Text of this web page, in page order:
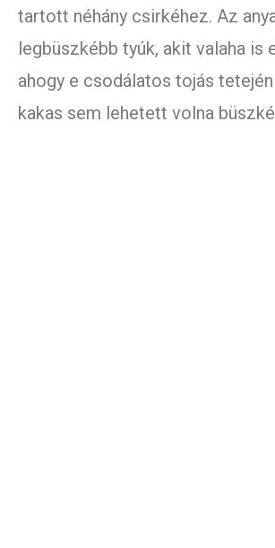
tartott néhány csirkéhez. Az
legbüszkébb tyúk, akit valaha is
ahogy e csodálatos tojás
kakas sem lehetett volna